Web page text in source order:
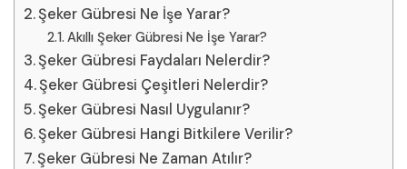
Şeker Gübresi Ne İşe Yarar?
Akıllı Şeker Gübresi Ne İşe Yarar?
Şeker Gübresi Faydaları Nelerdir?
Şeker Gübresi Çeşitleri Nelerdir?
Şeker Gübresi Nasıl Uygulanır?
Şeker Gübresi Hangi Bitkilere Verilir?
Şeker Gübresi Ne Zaman Atılır?